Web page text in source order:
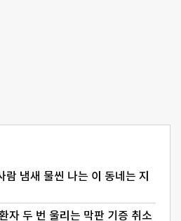
냄새 물씬 나는 이 동네는 지
자 두 번 울리는 막판 기증 취소